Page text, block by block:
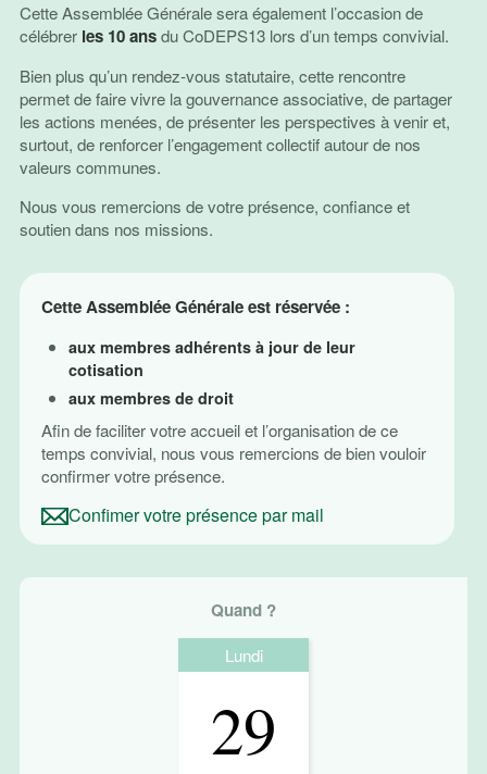
Cette Assemblée Générale sera également l’occasion de
célébrer les 10 ansdu CoDEPS13 lors d’un temps convivial.
Bien plus qu’un rendez-vous statutaire, cette rencontre
permet de faire vivre la gouvernance associative, de partager
les actions menées, de présenter les perspectives à venir et,
surtout, de renforcer l’engagement collectif autour de nos
valeurs communes.
Nous vous remercions de votre présence, confiance et
soutien dans nos missions.
Cette Assemblée Générale est réservée :
aux membres adhérents à jour de leur
cotisation
aux membres de droit
Afin de faciliter votre accueil et l’organisation de ce
temps convivial, nous vous remercions de bien vouloir
confirmer votre présence.
Confimer votre présence par mail
Quand ?
Lundi
29